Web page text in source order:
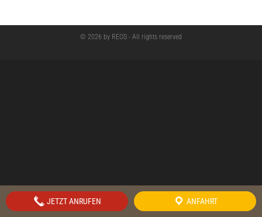
© 2026 by REOS - All rights reserved
JETZT ANRUFEN ANFAHRT